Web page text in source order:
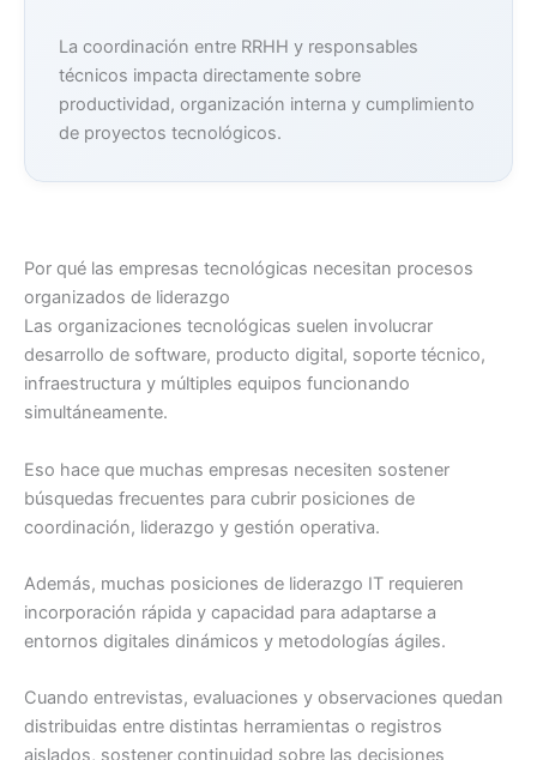
La coordinación entre RRHH y responsables
técnicos impacta directamente sobre
productividad, organización interna y cumplimiento
de proyectos tecnológicos.
Por qué las empresas tecnológicas necesitan procesos
organizados de liderazgo
Las organizaciones tecnológicas suelen involucrar
desarrollo de software, producto digital, soporte técnico,
infraestructura y múltiples equipos funcionando
simultáneamente.
Eso hace que muchas empresas necesiten sostener
búsquedas frecuentes para cubrir posiciones de
coordinación, liderazgo y gestión operativa.
Además, muchas posiciones de liderazgo IT requieren
incorporación rápida y capacidad para adaptarse a
entornos digitales dinámicos y metodologías ágiles.
Cuando entrevistas, evaluaciones y observaciones quedan
distribuidas entre distintas herramientas o registros
aislados, sostener continuidad sobre las decisiones